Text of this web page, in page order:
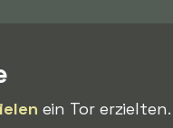
ein Tor erzielten.